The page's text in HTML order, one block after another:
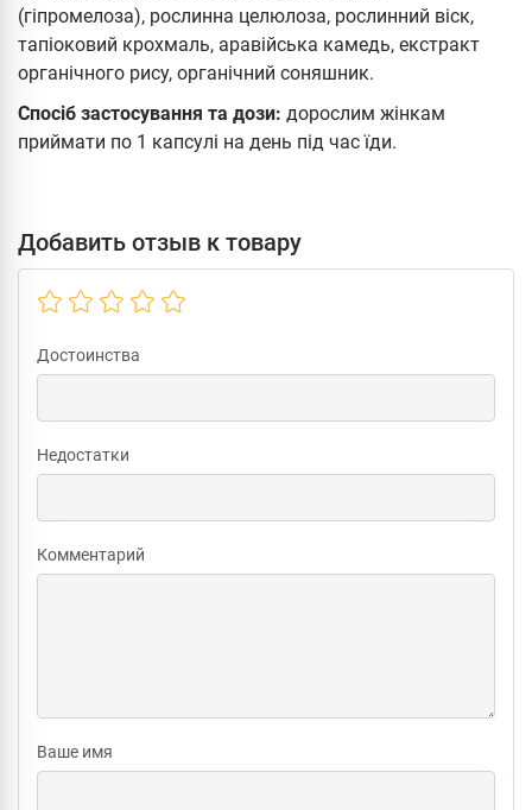
(гіпромелоза), рослинна целюлоза, рослинний віск,
тапіоковий крохмаль, аравійська камедь, екстракт
органічного рису, органічний соняшник.
Спосіб застосування та дози: дорослим жінкам
приймати по 1 капсулі на день під час їди.
Добавить отзыв к товару
Достоинства
Недостатки
Комментарий
Ваше имя